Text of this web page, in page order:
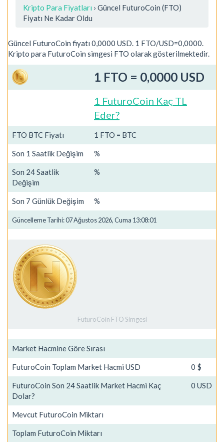
Kripto Para Fiyatları › Güncel FuturoCoin (FTO)
Fiyatı Ne Kadar Oldu
Güncel FuturoCoin fiyatı 0,0000 USD. 1 FTO/USD=0,0000.
Kripto para FuturoCoin simgesi FTO olarak gösterilmektedir.
1 FTO = 0,0000 USD
1 FuturoCoin Kaç TL
Eder?
FTO BTC Fiyatı 1 FTO = BTC
Son 1 Saatlik Değişim %
Son 24 Saatlik
Değişim
%
Son 7 Günlük Değişim %
Güncelleme Tarihi: 07 Ağustos 2026, Cuma 13:08:01
FuturoCoin FTO Simgesi
Market Hacmine Göre Sırası
FuturoCoin Toplam Market Hacmi USD 0 $
FuturoCoin Son 24 Saatlik Market Hacmi Kaç
Dolar?
0 USD
Mevcut FuturoCoin Miktarı
Toplam FuturoCoin Miktarı